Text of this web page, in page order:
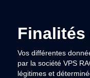
Vos différentes
par la société VPS
légitimes et